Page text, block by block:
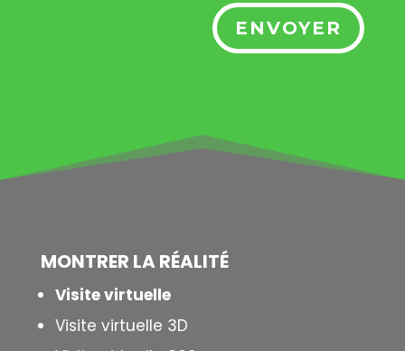
ENVOYER
MONTRER LARÉALITÉ
Visite virtuelle
Visite virtuelle 3D